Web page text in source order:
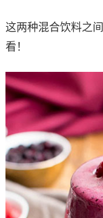
这两种混合饮料之
看！